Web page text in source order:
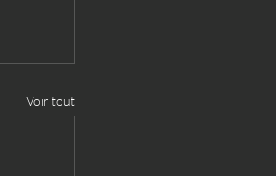
Voir tout